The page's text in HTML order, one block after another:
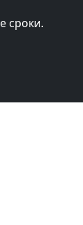
сроки.